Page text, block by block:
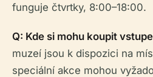
funguje čtvrtky, 8:00–18:00.
Q: Kde si mohu koupit
muzeí jsou k dispozici na
speciální akce mohou